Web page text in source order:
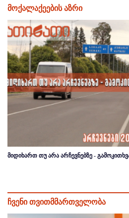
მოქალაქეების აზრი
მიდიხართ თუ არა არჩევნებზე -
ჩვენი თვითმმართველობა